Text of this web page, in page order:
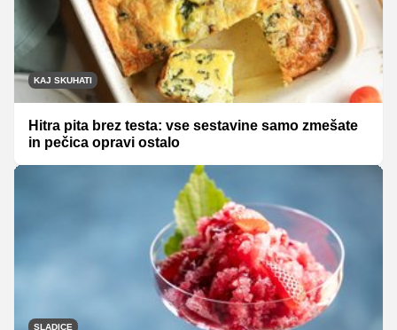
KAJ SKUHATI
Hitra pita brez testa: vse sestavine samo zmešate
in pečica opravi ostalo
SLADICE